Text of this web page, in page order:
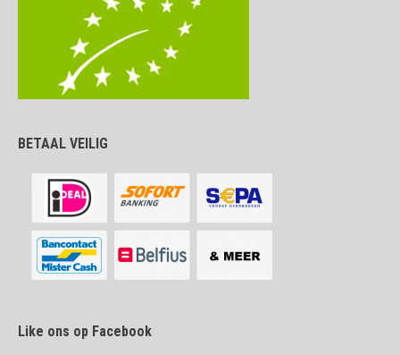
BETAAL VEILIG
Like ons op Facebook